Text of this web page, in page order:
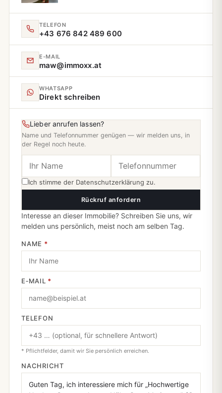
TELEFON
+43 676 842 489 600
E‑MAIL
maw@immoxx.at
WHATSAPP
Direkt schreiben
Lieber anrufen lassen?
Name und Telefonnummer genügen — wir melden uns, in
der Regel noch heute.
Ich stimme der Datenschutzerklärung zu.
Rückruf anfordern
Interesse an dieser Immobilie? Schreiben Sie uns, wir
melden uns persönlich, meist noch am selben Tag.
NAME *
E‑MAIL *
TELEFON
* Pflichtfelder, damit wir Sie persönlich erreichen.
NACHRICHT